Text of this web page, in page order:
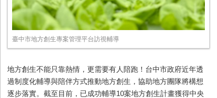
臺中市地方創生專案管理平台訪視輔導
地方創生不能只靠熱情，更需要有人陪跑！台中市政府近年透
過制度化輔導與陪伴方式推動地方創生，協助地方團隊將構想
逐步落實。截至目前，已成功輔導10案地方創生計畫獲得中央